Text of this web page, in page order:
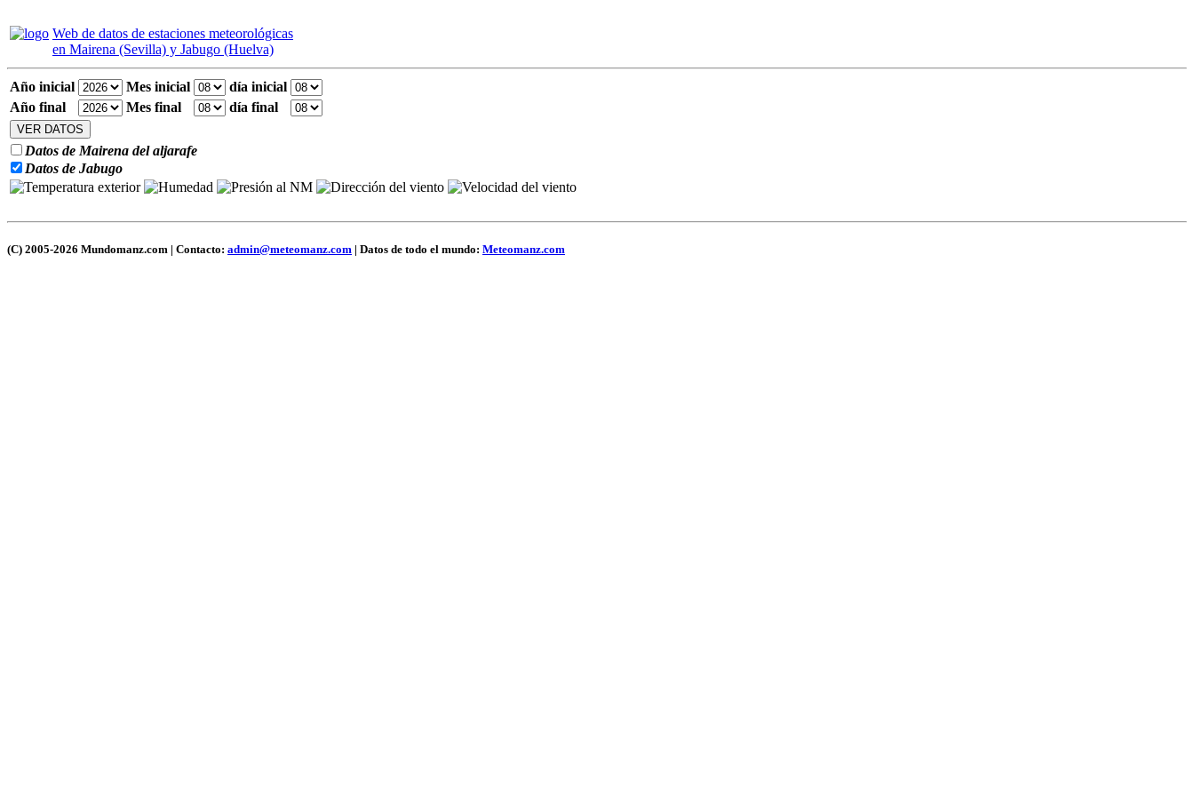
Web de datos de estaciones meteorológicas
en Mairena (Sevilla) y Jabugo (Huelva)
Año inicial Mes inicial
día inicial
Año final
Mes final día final
Datos de Mairena del aljarafe
Datos de Jabugo
(C) 2005-2026 Mundomanz.com | Contacto: admin@meteomanz.com | Datos de todo el mundo: Meteomanz.com